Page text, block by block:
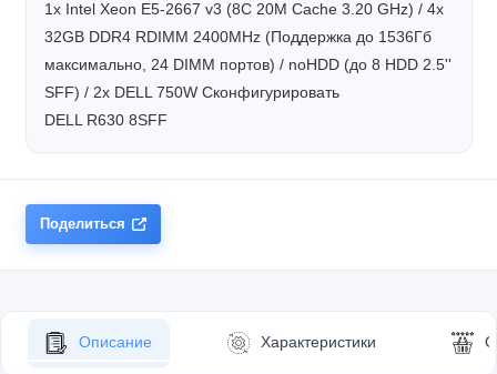
1x Intel Xeon E5-2667 v3 (8C 20M Cache 3.20 GHz) / 4x
32GB DDR4 RDIMM 2400MHz (Поддержка до 1536Гб
максимально, 24 DIMM портов) / noHDD (до 8 HDD 2.5''
SFF) / 2x DELL 750W Сконфигурировать
DELL R630 8SFF
Поделиться
Описание Характеристики